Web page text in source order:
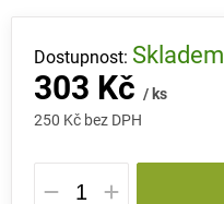
303 Kč / ks
250 Kč bez DPH
Měrná
cena:
Skladem